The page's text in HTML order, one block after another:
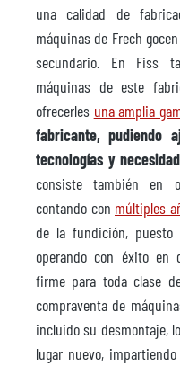
una calidad de
máquinas de Frech
secundario. En Fiss
máquinas de este
ofrecerles una amplia
fabricante, pudiendo
tecnologías y
consiste también en
contando con múltiples
de la fundición, puesto
operando con éxito en
firme para toda clase
compraventa de
incluido su desmontaje,
lugar nuevo,